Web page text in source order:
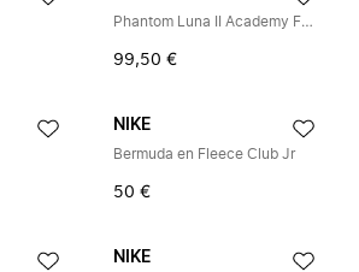
Phantom Luna II Academy FG/MG
99,50 €
NIKE
Bermuda en Fleece Club Jr
50 €
NIKE